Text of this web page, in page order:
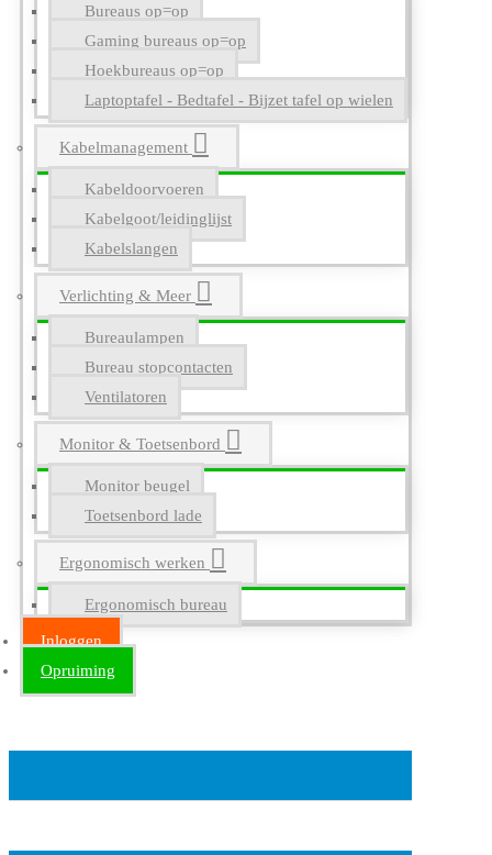
Bureaus op=op
Gaming bureaus op=op
Hoekbureaus op=op
Laptoptafel - Bedtafel - Bijzet tafel op wielen
Kabelmanagement
Kabeldoorvoeren
Kabelgoot/leidinglijst
Kabelslangen
Verlichting & Meer
Bureaulampen
Bureau stopcontacten
Ventilatoren
Monitor & Toetsenbord
Monitor beugel
Toetsenbord lade
Ergonomisch werken
Ergonomisch bureau
Inloggen
Opruiming